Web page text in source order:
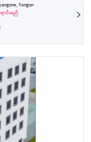
Yangon
ောင်းမည်